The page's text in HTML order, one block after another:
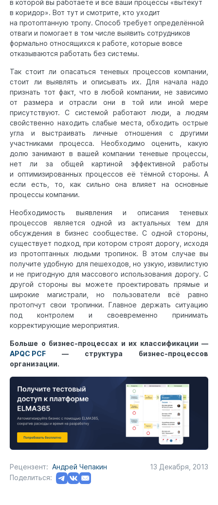
в которой вы работаете и все ваши процессы «вытекут
в коридор». Вот тут и смотрите, кто уходит
на протоптанную тропу. Способ требует определённой
отваги и помогает в том числе выявить сотрудников
формально относящихся к работе, которые вовсе
отказываются работать без системы.
Так стоит ли опасаться теневых процессов компании,
стоит ли выявлять и описывать их. Для начала надо
признать тот факт, что в любой компании, не зависимо
от размера и отрасли они в той или иной мере
присутствуют. С системой работают люди, а людям
свойственно находить слабые места, обходить острые
угла и выстраивать личные отношения с другими
участниками процесса. Необходимо оценить, какую
долю занимают в вашей компании теневые процессы,
нет ли за общей картиной эффективной работы
и оптимизированных процессов её тёмной стороны. А
если есть, то, как сильно она влияет на основные
процессы компании.
Необходимость выявления и описания теневых
процессов является одной из актуальных тем для
обсуждения в бизнес сообществе. С одной стороны,
существует подход, при котором строят дорогу, исходя
из протоптанных людьми тропинок. В этом случае вы
получите удобную для пешеходов, но узкую, извилистую
и не пригодную для массового использования дорогу. С
другой стороны вы можете проектировать прямые и
широкие магистрали, но пользователи всё равно
протопчут свои тропинки. Главное держать ситуацию
под контролем и своевременно принимать
корректирующие мероприятия.
Больше о бизнес-процессах и их классификации —
APQC PCF — структура бизнес‑процессов
организации.
Рецензент: Андрей Чепакин
13 Декабря, 2013
Поделиться: